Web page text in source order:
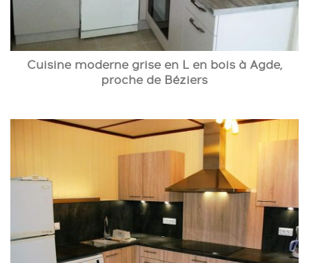
Cuisine moderne grise en L en bois à Agde,
proche de Béziers